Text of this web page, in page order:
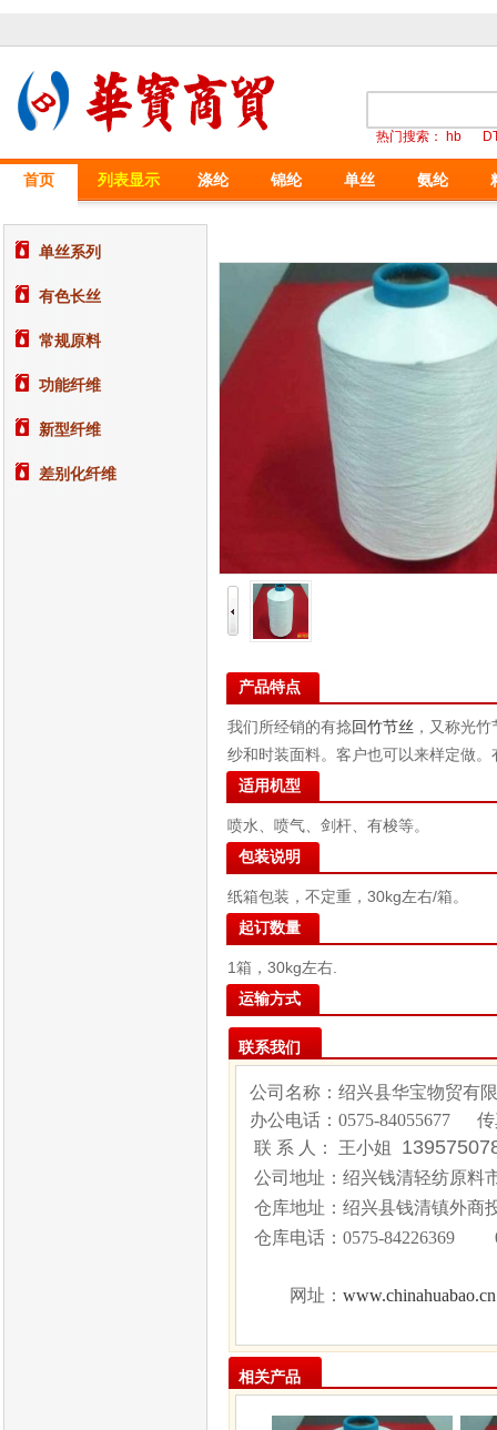
热门搜索： hb
首页 列表显示 涤纶 锦纶 单丝 氨纶
单丝系列
有色长丝
常规原料
功能纤维
新型纤维
差别化纤维
产品特点
我们所经销的有捻回竹节丝 ，又称光
纱和时装面料。客户也可以来样定做
适用机型
喷水、喷气、剑杆、有梭等。
包装说明
纸箱包装，不定重，30kg左右/箱。
起订数量
1箱，30kg左右.
运输方式
联系我们
公司名称：绍兴县华宝物贸有
办公电话：0575-84055677
联 系 人： 王小姐
公司地址：绍兴钱清轻纺原料
仓库地址：绍兴县钱清镇外商
仓库电话：0575-84226369
网址：www.chinahuabao.cn
相关产品